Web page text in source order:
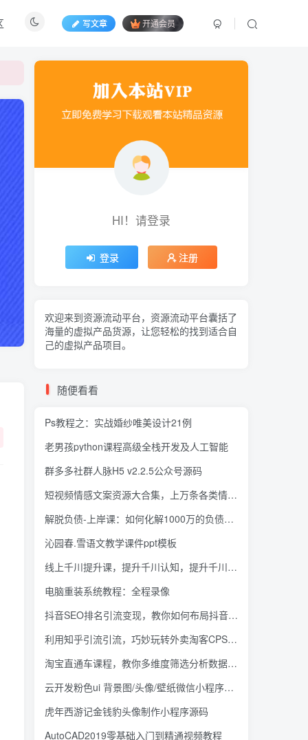
写文章 开通会员
HI！请登录
登录 注册
欢迎来到资源流动平台，资源流动平台囊括了
海量的虚拟产品货源，让您轻松的找到适合自
己的虚拟产品项目。
随便看看
Ps教程之：实战婚纱唯美设计21例
老男孩python课程高级全栈开发及人工智能
群多多社群人脉H5 v2.2.5公众号源码
短视频情感文案资源大合集，上万条各类情感文案，让你不再为文案而烦恼
解脱负债-上岸课：如何化解1000万的负债危机，负债问题系统的解决方案
沁园春.雪语文教学课件ppt模板
线上千川提升课，提升千川认知，提升千川投放效果
电脑重装系统教程：全程录像
抖音SEO排名引流变现，教你如何布局抖音SEO获取更多免费流量
利用知乎引流引流，巧妙玩转外卖淘客CPS项目
淘宝直通车课程，教你多维度筛选分析数据，优化店铺及流量增长
云开发粉色ui 背景图/头像/壁纸微信小程序源码_带流量主
虎年西游记金钱豹头像制作小程序源码
AutoCAD2019零基础入门到精通视频教程